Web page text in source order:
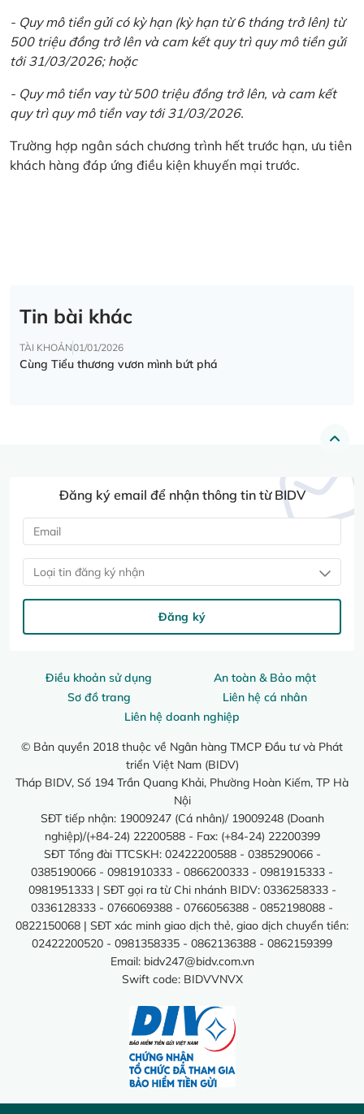
- Quy mô tiền gửi có kỳ hạn (kỳ hạn từ 6 tháng trở lên) từ
500 triệu đồng trở lên và cam kết quy trì quy mô tiền gửi
tới 31/03/2026; hoặc
- Quy mô tiền vay từ 500 triệu đồng trở lên, và cam kết
quy trì quy mô tiền vay tới 31/03/2026.
Trường hợp ngân sách chương trình hết trước hạn, ưu tiên
khách hàng đáp ứng điều kiện khuyến mại trước.
Tin bài khác
TÀI KHOẢN01/01/2026
Cùng Tiểu thương vươn mình bứt phá
Điều khoản sử dụng
An toàn & Bảo mật
Sơ đồ trang
Liên hệ cá nhân
Liên hệ doanh nghiệp
© Bản quyền 2018 thuộc về Ngân hàng TMCP Đầu tư và Phát
triển Việt Nam (BIDV)
Tháp BIDV, Số 194 Trần Quang Khải, Phường Hoàn Kiếm, TP Hà
Nội
SĐT tiếp nhận: 19009247 (Cá nhân)/ 19009248 (Doanh
nghiệp)/(+84-24) 22200588 - Fax: (+84-24) 22200399
SĐT Tổng đài TTCSKH: 02422200588 - 0385290066 -
0385190066 - 0981910333 - 0866200333 - 0981915333 -
0981951333 | SĐT gọi ra từ Chi nhánh BIDV: 0336258333 -
0336128333 - 0766069388 - 0766056388 - 0852198088 -
0822150068 | SĐT xác minh giao dịch thẻ, giao dịch chuyển tiền:
02422200520 - 0981358335 - 0862136388 - 0862159399
Email: bidv247@bidv.com.vn
Swift code: BIDVVNVX
Đăng ký email để nhận thông tin từ BIDV
Loại tin đăng ký nhận
Đăng ký